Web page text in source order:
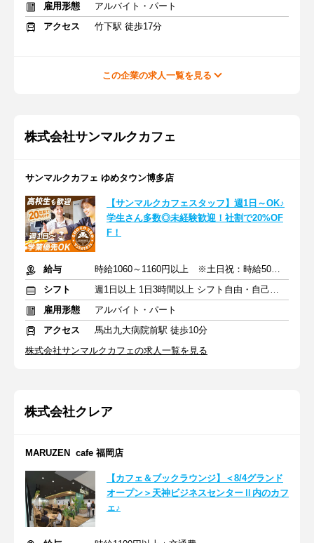
雇用形態
アルバイト・パート
アクセス
竹下駅 徒歩17分
この企業の求人一覧を見る
株式会社サンマルクカフェ
サンマルクカフェ ゆめタウン博多店
【サンマルクカフェスタッフ】週1日～OK♪
学生さん多数◎未経験歓迎！社割で20%OF
F！
給与
時給1060～1160円以上 ※土日祝：時給50円アップ ※交通費支給
シフト
週1日以上 1日3時間以上 シフト自由・自己申告
雇用形態
アルバイト・パート
アクセス
馬出九大病院前駅 徒歩10分
株式会社サンマルクカフェの求人一覧を見る
株式会社クレア
MARUZEN cafe 福岡店
【カフェ＆ブックラウンジ】＜8/4グランド
オープン＞天神ビジネスセンターⅡ内のカフ
ェ♪